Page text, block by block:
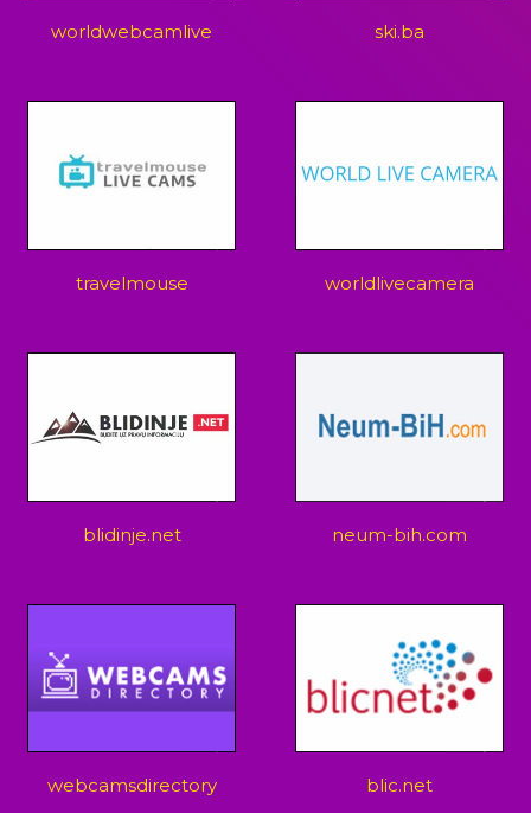
worldwebcamlive ski.ba
travelmouse worldlivecamera
blidinje.net neum-bih.com
webcamsdirectory blic.net